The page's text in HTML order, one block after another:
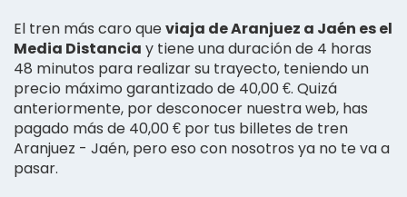
El tren más caro queviaja de Aranjuez a Jaén es el
Media Distancia y tiene una duración de 4 horas
48 minutos para realizar su trayecto, teniendo un
precio máximo garantizado de 40,00 €. Quizá
anteriormente, por desconocer nuestra web, has
pagado más de 40,00 € por tus billetes de tren
Aranjuez - Jaén, pero eso con nosotros ya no te va a
pasar.